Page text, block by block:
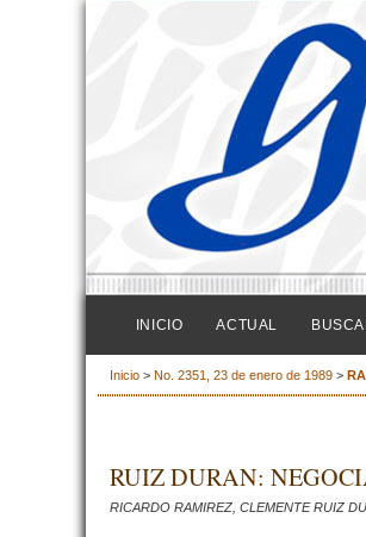
INICIO ACTUAL
Inicio > No. 2351, 23 de enero de 1989 >
RUIZ DURAN:
RICARDO RAMIREZ, CLEMENTE RUIZ